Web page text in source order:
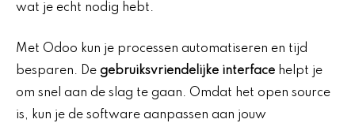
wat je echt nodig hebt.
Met Odoo kun je processen automatiseren en tijd
besparen. De gebruiksvriendelijke interface helpt je
om snel aan de slag te gaan. Omdat het open source
is, kun je de software aanpassen aan jouw